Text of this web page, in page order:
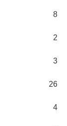
8
2
3
26
4